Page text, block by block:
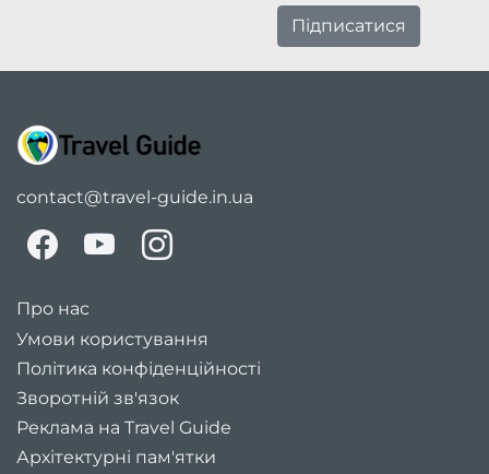
Підписатися
contact@travel-guide.in.ua
Про нас
Умови користування
Політика конфіденційності
Зворотній зв'язок
Реклама на Travel Guide
Архітектурні пам'ятки